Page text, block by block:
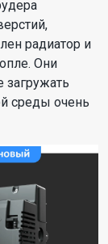
радиатор и
Они
загружать
среды очень